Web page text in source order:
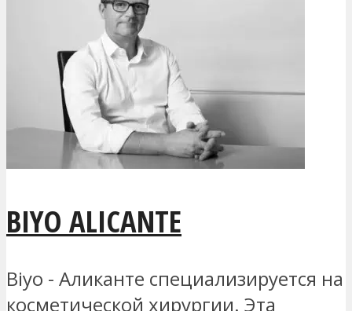
BIYO ALICANTE
Biyo - Аликанте специализируется на
косметической хирургии. Эта